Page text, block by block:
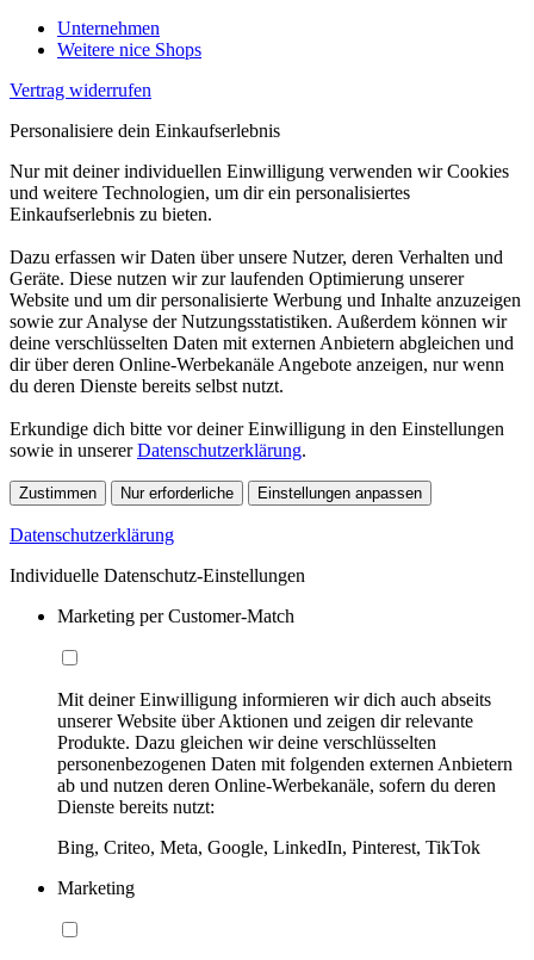
Unternehmen
Weitere nice Shops
Vertrag widerrufen
Personalisiere dein Einkaufserlebnis
Nur mit deiner individuellen Einwilligung verwenden wir Cookies
und weitere Technologien, um dir ein personalisiertes
Einkaufserlebnis zu bieten.
Dazu erfassen wir Daten über unsere Nutzer, deren Verhalten und
Geräte. Diese nutzen wir zur laufenden Optimierung unserer
Website und um dir personalisierte Werbung und Inhalte anzuzeigen
sowie zur Analyse der Nutzungsstatistiken. Außerdem können wir
deine verschlüsselten Daten mit externen Anbietern abgleichen und
dir über deren Online-Werbekanäle Angebote anzeigen, nur wenn
du deren Dienste bereits selbst nutzt.
Erkundige dich bitte vor deiner Einwilligung in den Einstellungen
sowie in unsererDatenschutzerklärung.
Zustimmen Nur erforderliche Einstellungen anpassen
Datenschutzerklärung
Individuelle Datenschutz-Einstellungen
Marketing per Customer-Match
Mit deiner Einwilligung informieren wir dich auch abseits
unserer Website über Aktionen und zeigen dir relevante
Produkte. Dazu gleichen wir deine verschlüsselten
personenbezogenen Daten mit folgenden externen Anbietern
ab und nutzen deren Online-Werbekanäle, sofern du deren
Dienste bereits nutzt:
Bing, Criteo, Meta, Google, LinkedIn, Pinterest, TikTok
Marketing